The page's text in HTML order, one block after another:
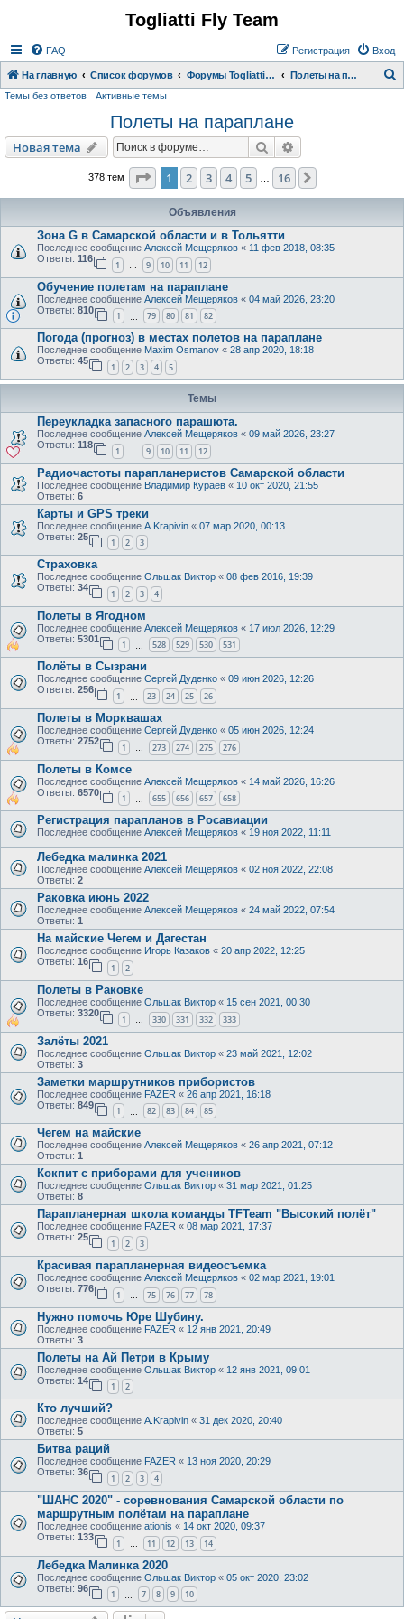
Togliatti Fly Team
FAQ Вход
Регистрация
На главную Список форумов Форумы Togliatti Fly Team Полеты на параплане
Темы без ответов Активные темы
Полеты на параплане
Новая тема
Новаятема Поиск
378 тем Страница из 16
1 2 3 4 5 16
Объявления
Зона G в Самарской области и в Тольятти
Последнее сообщение Алексей Мещеряков « 11 фев 2018, 08:35
Ответы: 116
1 … 9 10 11 12
Обучение полетам на параплане
Последнее сообщение Алексей Мещеряков « 04 май 2026, 23:20
Ответы: 810
1 79 80 81 82
Погода (прогноз) в местах полетов на параплане
Последнее сообщение Maxim Osmanov « 28 апр 2020, 18:18
Ответы: 45
1 2 3 4 5
Темы
Переукладка запасного парашюта.
Последнее сообщение Алексей Мещеряков « 09 май 2026, 23:27
Ответы: 118
1 … 9 10 11 12
Радиочастоты парапланеристов Самарской области
Последнее сообщение Владимир Кураев « 10 окт 2020, 21:55
Ответы: 6
Карты и GPS треки
Последнее сообщение A.Krapivin « 07 мар 2020, 00:13
Ответы: 25
1 2 3
Страховка
Последнее сообщение Ольшак Виктор « 08 фев 2016, 19:39
Ответы: 34
1 2 3 4
Полеты в Ягодном
Последнее сообщение Алексей Мещеряков « 17 июл 2026, 12:29
Ответы: 5301
1 528 529 530 531
Полёты в Сызрани
Последнее сообщение Сергей Дуденко « 09 июн 2026, 12:26
Ответы: 256
1 23 24 25 26
Полеты в Морквашах
Последнее сообщение Сергей Дуденко « 05 июн 2026, 12:24
Ответы: 2752
1 … 273 274 275 276
Полеты в Комсе
Последнее сообщение Алексей Мещеряков « 14 май 2026, 16:26
Ответы: 6570
1 655 656 657 658
Регистрация парапланов в Росавиации
Последнее сообщение Алексей Мещеряков « 19 ноя 2022, 11:11
Лебедка малинка 2021
Последнее сообщение Алексей Мещеряков « 02 ноя 2022, 22:08
Ответы: 2
Раковка июнь 2022
Последнее сообщение Алексей Мещеряков « 24 май 2022, 07:54
Ответы: 1
На майские Чегем и Дагестан
Последнее сообщение Игорь Казаков « 20 апр 2022, 12:25
Ответы: 16
1 2
Полеты в Раковке
Последнее сообщение Ольшак Виктор « 15 сен 2021, 00:30
Ответы: 3320
1 … 330 331 332 333
Залёты 2021
Последнее сообщение Ольшак Виктор « 23 май 2021, 12:02
Ответы: 3
Заметки маршрутников прибористов
Последнее сообщение FAZER « 26 апр 2021, 16:18
Ответы: 849
1 82 83 84 85
Чегем на майские
Последнее сообщение Алексей Мещеряков « 26 апр 2021, 07:12
Ответы: 1
Кокпит с приборами для учеников
Последнее сообщение Ольшак Виктор « 31 мар 2021, 01:25
Ответы: 8
Парапланерная школа команды TFTeam "Высокий полёт"
Последнее сообщение FAZER « 08 мар 2021, 17:37
Ответы: 25
1 2 3
Красивая парапланерная видеосъемка
Последнее сообщение Алексей Мещеряков « 02 мар 2021, 19:01
Ответы: 776
1 … 75 76 77 78
Нужно помочь Юре Шубину.
Последнее сообщение FAZER « 12 янв 2021, 20:49
Ответы: 3
Полеты на Ай Петри в Крыму
Последнее сообщение Ольшак Виктор « 12 янв 2021, 09:01
Ответы: 14
1 2
Кто лучший?
Последнее сообщение A.Krapivin « 31 дек 2020, 20:40
Ответы: 5
Битва раций
Последнее сообщение FAZER « 13 ноя 2020, 20:29
Ответы: 36
1 2 3 4
"ШАНС 2020" - соревнования Самарской области по
маршрутным полётам на параплане
Последнее сообщение ationis « 14 окт 2020, 09:37
Ответы: 133
1 11 12 13 14
Лебедка Малинка 2020
Последнее сообщение Ольшак Виктор « 05 окт 2020, 23:02
Ответы: 96
1 7 8 9 10